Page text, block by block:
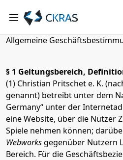
Allgemeine
§ 1 Geltungsbereich,
(1) Christian Pritschet e. K.
genannt) betreibt unter dem
Germany“ unter der
eine Website, über die Nutzer
Spiele nehmen können;
Webworksgegenüber Nutzern
Bereich. Für die